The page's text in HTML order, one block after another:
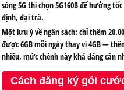
sóng 5G thì chọn 5G160B để hưởng
định, đại trà.
Một lưu ý về ngân sách: chỉ thêm
được 6GB mỗi ngày thay vì 4GB —
nhiều, mức chênh này khá đáng cân
Cách đăng ký gói